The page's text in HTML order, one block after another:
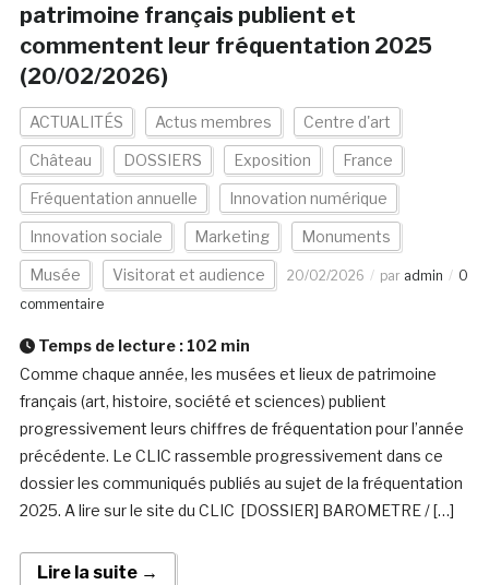
patrimoine français publient et
commentent leur fréquentation 2025
(20/02/2026)
ACTUALITÉS Actus membres Centre d'art
Château DOSSIERS Exposition France
Fréquentation annuelle Innovation numérique
Innovation sociale Marketing Monuments
Musée Visitorat et audience 20/02/2026 par admin
0
commentaire
Temps de lecture : 102 min
Comme chaque année, les musées et lieux de patrimoine
français (art, histoire, société et sciences) publient
progressivement leurs chiffres de fréquentation pour l’année
précédente. Le CLIC rassemble progressivement dans ce
dossier les communiqués publiés au sujet de la fréquentation
2025. A lire sur le site du CLIC [DOSSIER] BAROMETRE / […]
Lire la suite →